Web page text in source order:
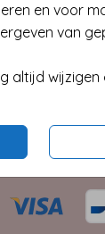
en voor
van
altijd wijzigen